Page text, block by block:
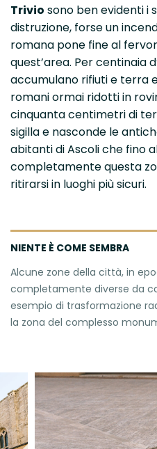
Trivio sono ben evidenti i
distruzione, forse un
romana pone fine al
quest’area. Per centinaia
accumulano rifiuti e terra
romani ormai ridotti in
cinquanta centimetri di
sigilla e nasconde le
abitanti di Ascoli che fino
completamente questa
ritirarsi in luoghi più sicuri.
NIENTE È COME SEMBRA
Alcune zone della città, in
completamente diverse da
esempio di trasformazione
la zona del complesso